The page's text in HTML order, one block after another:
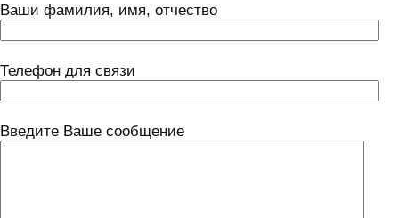
Ваши фамилия, имя, отчество
Телефон для связи
Введите Ваше сообщение